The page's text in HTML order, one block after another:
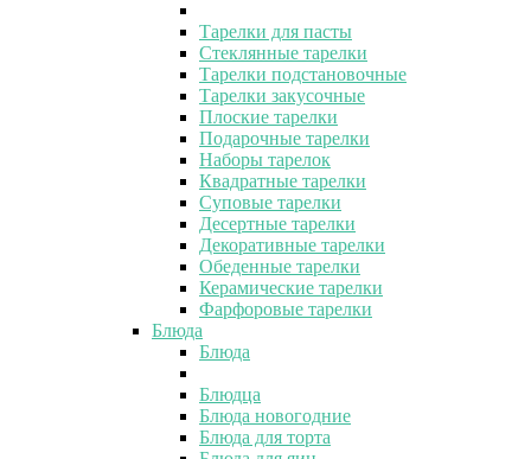
Тарелки для пасты
Стеклянные тарелки
Тарелки подстановочные
Тарелки закусочные
Плоские тарелки
Подарочные тарелки
Наборы тарелок
Квадратные тарелки
Суповые тарелки
Десертные тарелки
Декоративные тарелки
Обеденные тарелки
Керамические тарелки
Фарфоровые тарелки
Блюда
Блюда
Блюдца
Блюда новогодние
Блюда для торта